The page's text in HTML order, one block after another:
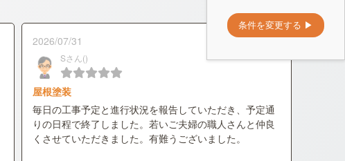
2026/07/31
Sさん()
屋根塗装
毎日の工事予定と進行状況を報告していただき、予定通
りの日程で終了しました。若いご夫婦の職人さんと仲良
くさせていただきました。有難うございました。